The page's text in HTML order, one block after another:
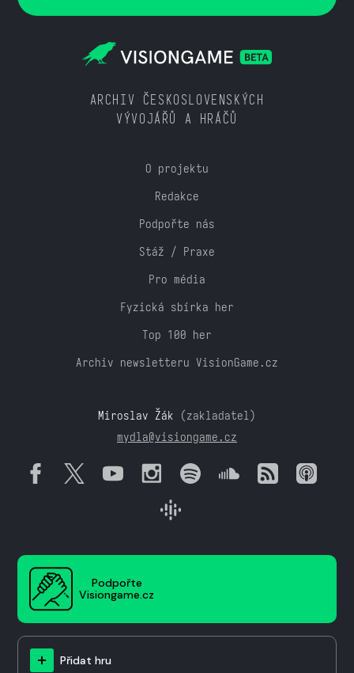
ARCHIV ČESKOSLOVENSKÝCH
VÝVOJÁŘŮ A HRÁČŮ
O projektu
Redakce
Podpořte nás
Stáž / Praxe
Pro média
Fyzická sbírka her
Top 100 her
Archiv newsletteru VisionGame.cz
Miroslav Žák (zakladatel)
mydla@visiongame.cz
Podpořte
Visiongame.cz
Přidat hru